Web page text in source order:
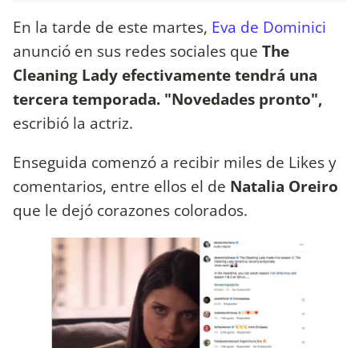
En la tarde de este martes, Eva de Dominici
anunció en sus redes sociales que The
Cleaning Lady efectivamente tendrá una
tercera temporada. "Novedades pronto",
escribió la actriz.
Enseguida comenzó a recibir miles de Likes y
comentarios, entre ellos el de Natalia Oreiro
que le dejó corazones colorados.